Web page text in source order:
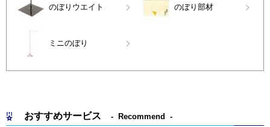
のぼりウエイト のぼり部材
ミニのぼり
おすすめサービス Recommend